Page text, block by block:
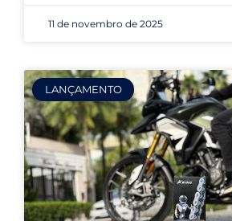
11 de novembro de 2025
LANÇAMENTO